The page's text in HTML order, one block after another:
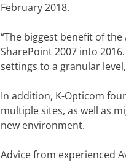
February 2018.
“The biggest benefit of
SharePoint 2007 into
settings to a granular
In addition, K-Opticom
multiple sites, as well as
new environment.
Advice from experienced